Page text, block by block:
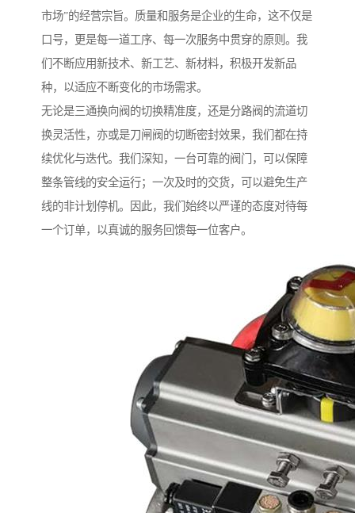
市场”的经营宗旨。质量和服务是企业的生命，这不仅是
口号，更是每一道工序、每一次服务中贯穿的原则。我
们不断应用新技术、新工艺、新材料，积极开发新品
种，以适应不断变化的市场需求。
无论是三通换向阀的切换精准度，还是分路阀的流道切
换灵活性，亦或是刀闸阀的切断密封效果，我们都在持
续优化与迭代。我们深知，一台可靠的阀门，可以保障
整条管线的安全运行；一次及时的交货，可以避免生产
线的非计划停机。因此，我们始终以严谨的态度对待每
一个订单，以真诚的服务回馈每一位客户。